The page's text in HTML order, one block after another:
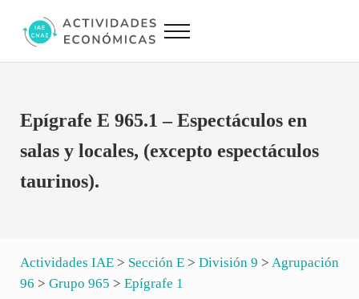
Actividades Económicas IAE CNAE
Menu
Epígrafe E 965.1 – Espectáculos en
salas y locales, (excepto espectáculos
taurinos).
Actividades IAE> Sección E> División 9 > Agrupación
96 > Grupo 965 > Epígrafe 1